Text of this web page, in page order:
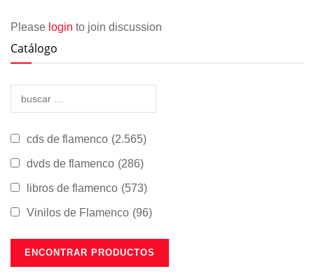
Please login to join discussion
Catálogo
cds de flamenco (2.565)
dvds de flamenco (286)
libros de flamenco (573)
Vinilos de Flamenco (96)